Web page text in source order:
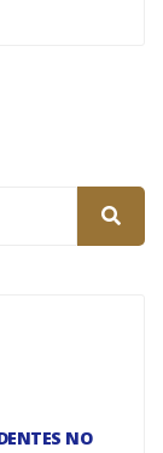
NO